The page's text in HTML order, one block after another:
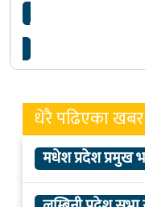
शीर्ष नेताहरुको बैठक
धेरै पढिएका खबर
मधेश प्रदेश प्रमुख